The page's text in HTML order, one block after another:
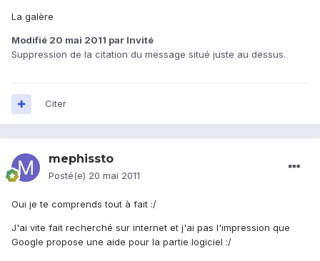
La galère
Modifié 20 mai 2011 par Invité
Suppression de la citation du message situé juste au dessus.
Citer
mephissto
Posté(e) 20 mai 2011
Oui je te comprends tout à fait :/
J'ai vite fait recherché sur internet et j'ai pas l'impression que
Google propose une aide pour la partie logiciel :/